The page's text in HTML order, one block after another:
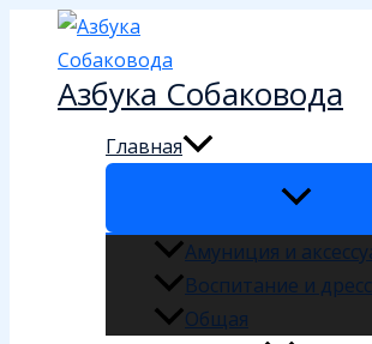
Перейти
содержимому
Азбука Собаковода
Главная
Амуниция и
Воспитание и
Общая